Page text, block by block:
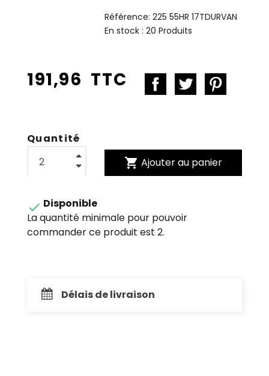
Référence:225 55HR 17TDURVAN
En stock :20 Produits
191,96 TTC
Quantité
shopping_cart Ajouter au panier
 Disponible
La quantité minimale pour pouvoir
commander ce produit est 2.
Délais de livraison